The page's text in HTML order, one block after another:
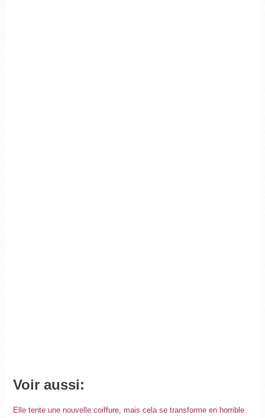
Voir aussi:
Elle tente une nouvelle coiffure, mais cela se transforme en horrible